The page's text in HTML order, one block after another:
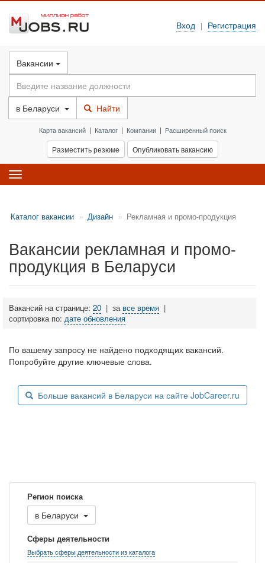
Вход | Регистрация
Вакансии
в Беларуси Найти
Карта вакансий| Каталог| Компании| Расширенный поиск
Разместить резюме Опубликовать вакансию
Toggle
navigation
Каталог вакансии Дизайн Рекламная и промо-продукция
Вакансии рекламная и промо-
продукция в Беларуси
Вакансий на странице: 20 | за все время |
сортировка по: дате обновления
По вашему запросу не найдено подходящих вакансий.
Попробуйте другие ключевые слова.
Больше вакансий в Беларуси на сайте JobCareer.ru
Регион поиска
в Беларуси
Сферы деятельности
Выбрать сферы деятельности из каталога